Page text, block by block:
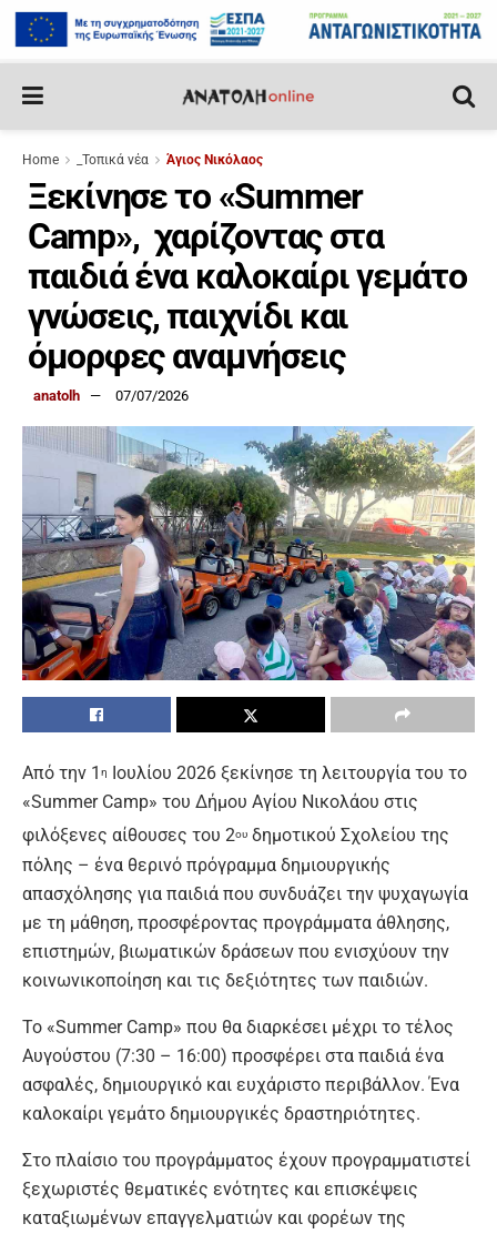
Home _Τοπικά νέα Άγιος Νικόλαος
Ξεκίνησε το «Summer
Camp», χαρίζοντας στα
παιδιά ένα καλοκαίρι γεμάτο
γνώσεις, παιχνίδι και
όμορφες αναμνήσεις
anatolh 07/07/2026
Από την 1 η
Ιουλίου 2026 ξεκίνησε τη λειτουργία του το
«Summer Camp» του Δήμου Αγίου Νικολάου στις
φιλόξενες αίθουσες του 2ου δημοτικού Σχολείου της
πόλης – ένα θερινό πρόγραμμα δημιουργικής
απασχόλησης για παιδιά που συνδυάζει την ψυχαγωγία
με τη μάθηση, προσφέροντας προγράμματα άθλησης,
επιστημών, βιωματικών δράσεων που ενισχύουν την
κοινωνικοποίηση και τις δεξιότητες των παιδιών.
Το «Summer Camp» που θα διαρκέσει μέχρι το τέλος
Αυγούστου (7:30 – 16:00) προσφέρει στα παιδιά ένα
ασφαλές, δημιουργικό και ευχάριστο περιβάλλον. Ένα
καλοκαίρι γεμάτο δημιουργικές δραστηριότητες.
Στο πλαίσιο του προγράμματος έχουν προγραμματιστεί
ξεχωριστές θεματικές ενότητες και επισκέψεις
καταξιωμένων επαγγελματιών και φορέων της